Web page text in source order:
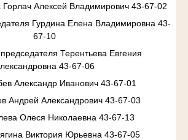
Горлач Алексей Владимирович 43-67-02
Гурдина Елена Владимировна 43-
67-10
Терентьева Евгения
43-67-06
Александр Иванович 43-67-01
Андрей Александрович 43-67-03
Олеся Николаевна 43-67-13
Виктория Юрьевна 43-67-05